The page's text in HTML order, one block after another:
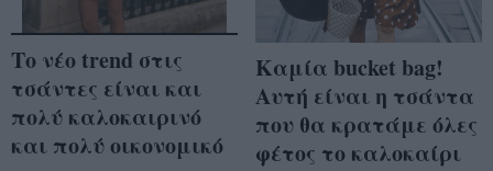
Tο νέο trend στις
τσάντες είναι και
πολύ καλοκαιρινό
και πολύ οικονομικό
Kαμία bucket bag!
Aυτή είναι η τσάντα
που θα κρατάμε όλες
φέτος το καλοκαίρι